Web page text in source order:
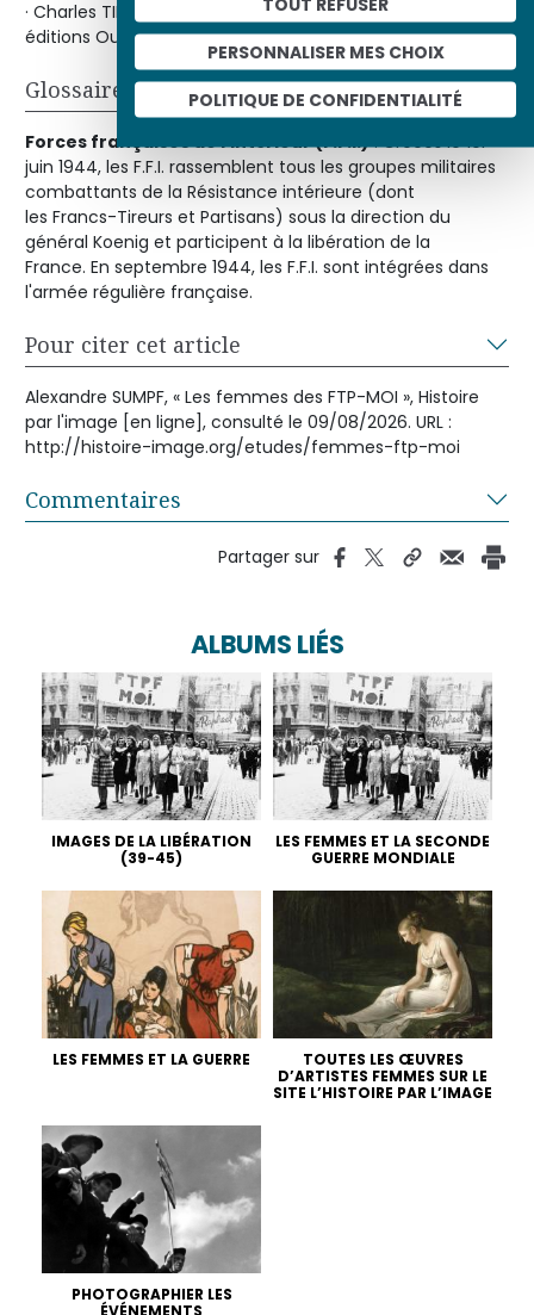
PERSONNALISER MES CHOIX
POLITIQUE DE CONFIDENTIALITÉ
· Charles TILLON,
Les FTP. Soldats sans uniforme
éditions Ouest-France, 1991.
Glossaire
Forces françaises de l'intérieur (F.F.I.): Créées le 1er
juin 1944, les F.F.I. rassemblent tous les groupes militaires
combattants de la Résistance intérieure (dont
les Francs-Tireurs et Partisans) sous la direction du
général Koenig et participent à la libération de la
France. En septembre 1944, les F.F.I. sont intégrées dans
l'armée régulière française.
Pour citer cet article
Alexandre SUMPF, « Les femmes des FTP-MOI », Histoire
par l'image [en ligne], consulté le 09/08/2026. URL :
http://histoire-image.org/etudes/femmes-ftp-moi
Commentaires
Partager sur
ALBUMS LIÉS
IMAGES DE LA LIBÉRATION
(39-45)
LES FEMMES ET LA SECONDE
GUERRE MONDIALE
LES FEMMES ET LA GUERRE
TOUTES LES ŒUVRES
D’ARTISTES FEMMES SUR LE
SITE L’HISTOIRE PAR L’IMAGE
PHOTOGRAPHIER LES
ÉVÉNEMENTS